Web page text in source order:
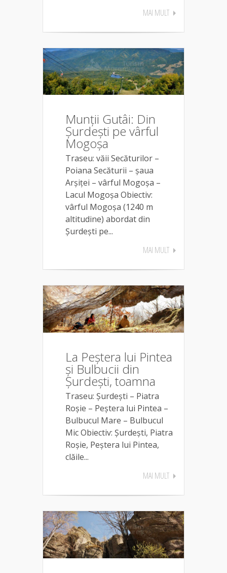
MAI MULT
Munții Gutâi: Din
Șurdești pe vârful
Mogoșa
Traseu: văii Secăturilor –
Poiana Secăturii – şaua
Arşiţei – vârful Mogoșa –
Lacul Mogoșa Obiectiv:
vârful Mogoşa (1240 m
altitudine) abordat din
Șurdești pe...
MAI MULT
La Peștera lui Pintea
și Bulbucii din
Şurdeşti, toamna
Traseu: Șurdești – Piatra
Roșie – Peștera lui Pintea –
Bulbucul Mare – Bulbucul
Mic Obiectiv: Șurdești, Piatra
Roșie, Peștera lui Pintea,
clăile...
MAI MULT